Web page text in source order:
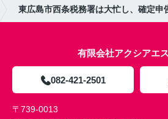
東広島市西条税務署は大忙し、確定申
有限会社アクシアエ
082-421-2501
〒739-0013